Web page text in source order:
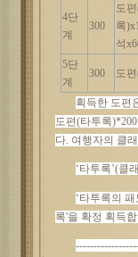
4단
계
300
도편
록
석
5단
계
300 도편
획득한 도편
도편(타투록
다. 여행자의 클
‘타투록’(
‘타투록의
록'을 확정 획득합